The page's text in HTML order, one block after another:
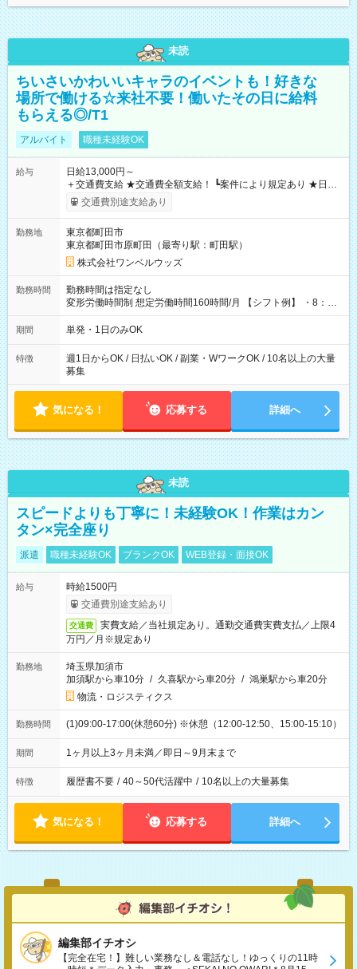
未読
ちいさいかわいいキャラのイベントも！好きな
場所で働ける☆来社不要！働いたその日に給料
もらえる◎/T1
アルバイト 職種未経験OK
給与
日給13,000円～
＋交通費支給 ★交通費全額支給！ ┗案件により規定あり ★日払
いOK！（規定あり） ┗働いたその日に現金GET♪ お仕事後はコ
ンビニATMから 日払い分を引き落とせます！ 【試用期間】試
交通費別途支給あり
勤務地
東京都町田市
東京都町田市原町田（最寄り駅：町田駅）
株式会社ワンベルウッズ
勤務時間
勤務時間は指定なし
変形労働時間制 想定労働時間160時間/月 【シフト例】 ・8：00
～21：00
期間 単発・1日のみOK
特徴
週1日からOK / 日払いOK / 副業・WワークOK / 10名以上の大量
募集
気になる！ 応募する 詳細へ
未読
スピードよりも丁寧に！未経験OK！作業はカン
タン×完全座り
派遣 職種未経験OK ブランクOK WEB登録・面接OK
給与
時給1500円
交通費別途支給あり
交通費
実費支給／当社規定あり。通勤交通費実費支払／上限4
万円／月※規定あり
勤務地
埼玉県加須市
加須駅から車10分 / 久喜駅から車20分 / 鴻巣駅から車20分
物流・ロジスティクス
勤務時間 (1)09:00-17:00(休憩60分) ※休憩（12:00-12:50、15:00-15:10）
期間 1ヶ月以上3ヶ月未満／即日～9月末まで
特徴 履歴書不要 / 40～50代活躍中 / 10名以上の大量募集
気になる！ 応募する 詳細へ
編集部イチオシ
【完全在宅！】難しい業務なし＆電話なし！ゆっくりの11時